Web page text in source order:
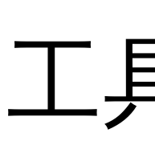
工